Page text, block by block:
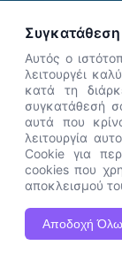
Η Ιστοσελίδα ΑνΑΔ είναι
Apple Safari καθώς και
Αυτός ο
λειτουργέι
κατά τη
συγκατάθεσή
αυτά που
λειτουργία
Cookie για
cookies που
αποκλεισμού
Αποδοχή